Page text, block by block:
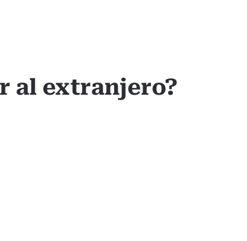
al extranjero?